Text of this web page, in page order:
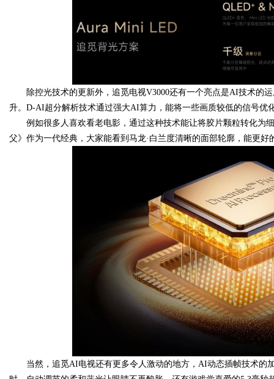
除控光技术的更新外，追觅电视V3000还有一个亮点是AI技术的
升。D-AI超分解析技术通过强大AI算力，能将一些画质较低的信号优
例如很多人喜欢看老电影，通过这种技术能让将胶片颗粒转化为
父》作为一代经典，大家能看到马龙·白兰度清晰的面部轮廓，能更好
当然，追觅AI电视还有更多令人激动的地方，AI动态插帧技术的